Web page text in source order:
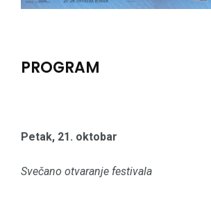
PROGRAM
Petak, 21. oktobar
Svečano otvaranje festivala